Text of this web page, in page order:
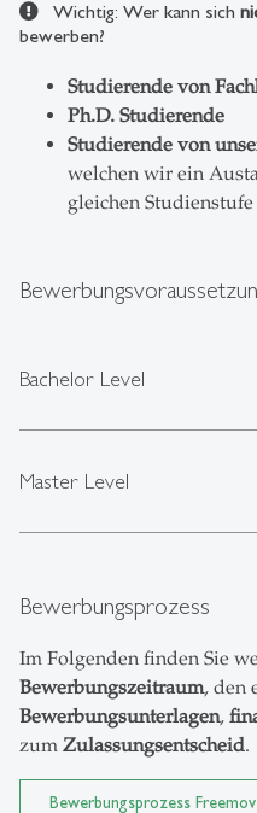
Wichtig: Wer kann sich
bewerben?
Studierende von
Ph.D. Studierende
Studierende von
welchen wir ein
gleichen Studienstufe
Bachelor Level
Master Level
Bewerbungsprozess
Im Folgenden finden Sie
Bewerbungszeitraum, den
Bewerbungsunterlagen,
zum Zulassungsentscheid.
Bewerbungsprozess